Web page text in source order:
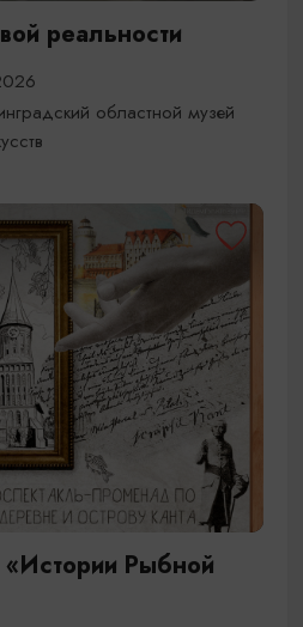
реальности
областной музей
Рыбной